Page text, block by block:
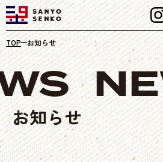
TOP お知らせ
お知らせ